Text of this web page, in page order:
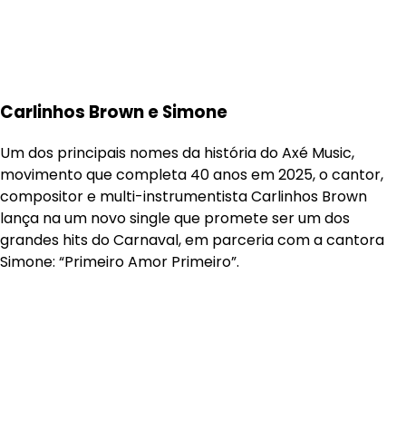
Carlinhos Brown e Simone
Um dos principais nomes da história do Axé Music,
movimento que completa 40 anos em 2025, o cantor,
compositor e multi-instrumentista Carlinhos Brown
lança na um novo single que promete ser um dos
grandes hits do Carnaval, em parceria com a cantora
Simone: “Primeiro Amor Primeiro”.